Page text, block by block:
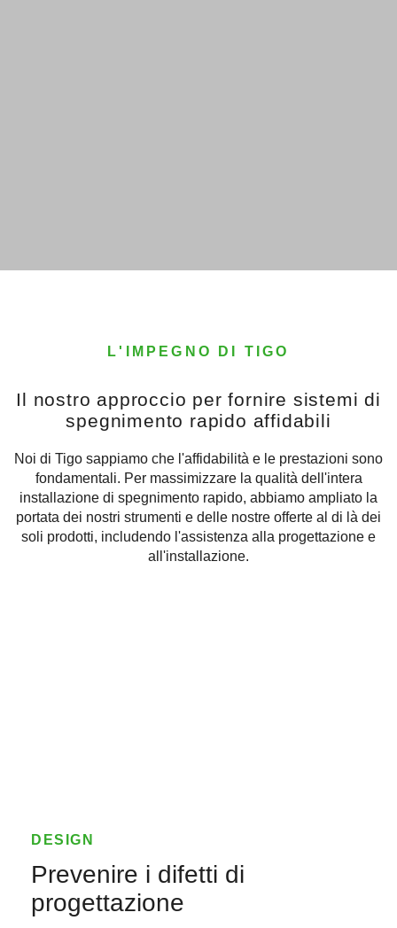
L'IMPEGNO DI TIGO
Il nostro approccio per fornire sistemi di
spegnimento rapido affidabili
Noi di Tigo sappiamo che l'affidabilità e le prestazioni sono
fondamentali. Per massimizzare la qualità dell'intera
installazione di spegnimento rapido, abbiamo ampliato la
portata dei nostri strumenti e delle nostre offerte al di là dei
soli prodotti, includendo l'assistenza alla progettazione e
all'installazione.
DESIGN
Prevenire i difetti di
progettazione